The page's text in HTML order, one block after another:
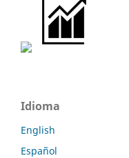
Idioma
English
Español